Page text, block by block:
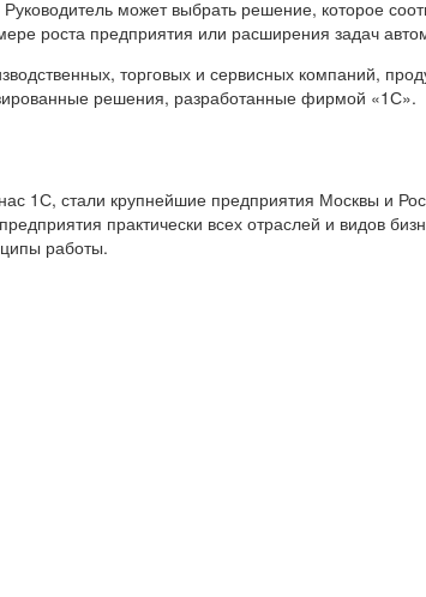
может выбрать решение, которое
роста предприятия или расширения задач
торговых и сервисных компаний,
решения, разработанные фирмой «1С».
1С, стали крупнейшие предприятия Москвы и
практически всех отраслей и видов
работы.